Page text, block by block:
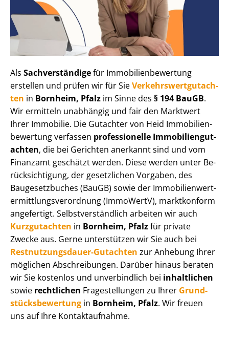
Als Sachverständigefür Im­mo­bi­li­en­be­wer­tung
erstellen und prüfen wir für SieVer­kehrs­wert­gut­ach­
ten in Bornheim, Pfalz im Sinne des § 194 BauGB.
Wir ermitteln unabhängig und fair den Marktwert
Ihrer Immobilie. Die Gutachter von Heid Im­mo­bi­li­en­
be­wer­tung verfassen professionelle Im­mo­bi­li­en­gut­
ach­ten, die bei Gerichten anerkannt sind und vom
Finanzamt geschätzt werden. Diese werden unter Be­
rück­sich­ti­gung, der gesetzlichen Vorgaben, des
Baugesetzbuches (BauGB) sowie der Im­mo­bi­li­en­wert­
ermitt­lungs­ver­ord­nung (ImmoWertV), marktkonform
angefertigt. Selbst­ver­ständ­lich arbeiten wir auch
Kurzgutachten in Bornheim, Pfalzfür private
Zwecke aus. Gerne unterstützen wir Sie auch bei
Rest­nut­zungs­dau­er-Gutachten zur Anhebung Ihrer
möglichen Abschreibungen. Darüber hinaus beraten
wir Sie kostenlos und unverbindlich bei inhaltlichen
sowie rechtlichen Fragestellungen zu Ihrer Grund­
stücks­be­wer­tung in Bornheim, Pfalz. Wir freuen
uns auf Ihre Kontaktaufnahme.